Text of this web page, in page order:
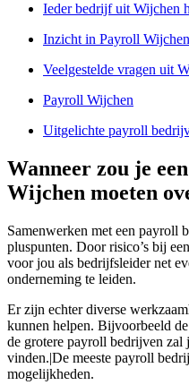
Ieder bedrijf uit Wijchen
Inzicht in Payroll Wijchen
Veelgestelde vragen uit
Payroll Wijchen
Uitgelichte payroll
Wanneer zou je
Wijchen moeten
Samenwerken met een payroll
pluspunten. Door risico’s bij
voor jou als bedrijfsleider net
onderneming te leiden.
Er zijn echter diverse
kunnen helpen. Bijvoorbeeld
de grotere payroll bedrijven zal
vinden.|De meeste payroll
mogelijkheden.